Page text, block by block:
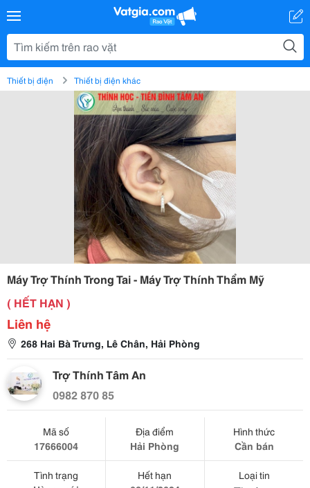
Thiết bị điện Thiết bị điện khác
Máy Trợ Thính Trong Tai - Máy Trợ Thính Thẩm Mỹ
( HẾT HẠN )
Liên hệ
268 Hai Bà Trưng, Lê Chân, Hải Phòng
Trợ Thính Tâm An
0982 870 85
Mã số
17666004
Địa điểm
Hải Phòng
Hình thức
Cần bán
Tình trạng
Hết hạn
Loại tin